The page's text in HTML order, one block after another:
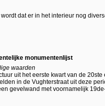
dat er in het interieur nog
monumentenlijst
waarden
uit het eerste kwart van de
in de Vughterstraat uit deze
gevelwand met voornamelijk